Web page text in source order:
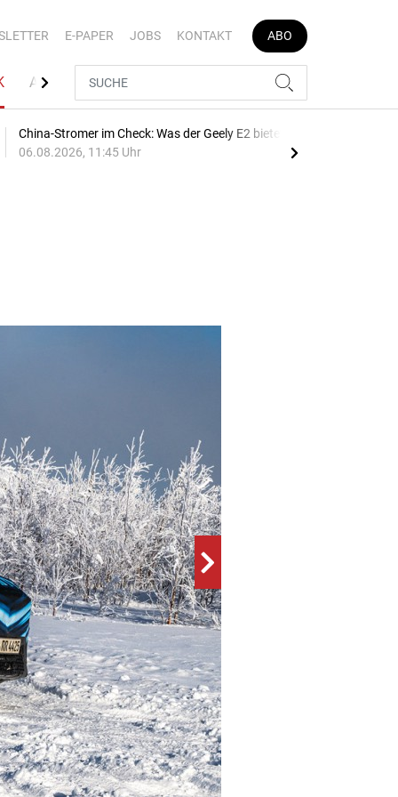
E-PAPER JOBS KONTAKT ABO
AUTOJOB
China-Stromer im Check: Was der Geely E2 bietet
06.08.2026, 11:45 Uhr